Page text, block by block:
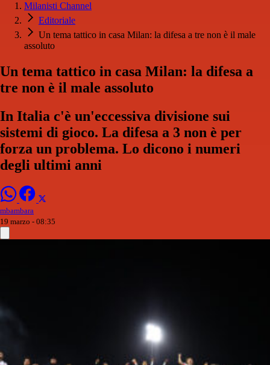
Milanisti Channel
Editoriale
Un tema tattico in casa Milan: la difesa a tre non è il male
assoluto
Un tema tattico in casa Milan: la difesa a
tre non è il male assoluto
In Italia c'è un'eccessiva divisione sui
sistemi di gioco. La difesa a 3 non è per
forza un problema. Lo dicono i numeri
degli ultimi anni
mbambara
19 marzo - 08:35